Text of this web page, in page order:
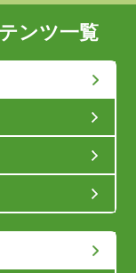
ンツ一覧